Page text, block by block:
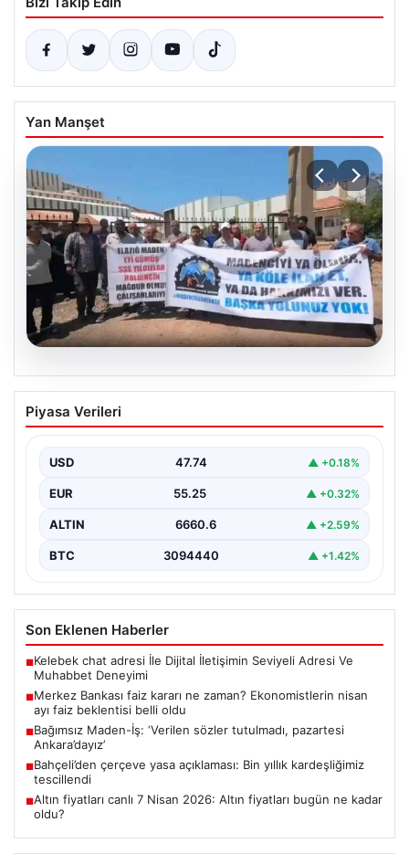
Yan Manşet
06.08.2026
Bağımsız Maden-İş: ‘Verilen sözler
tutulmadı, pazartesi Ankara’dayız’
Piyasa Verileri
USD 47.74 ▲ +0.18%
EUR 55.25 ▲ +0.32%
ALTIN 6660.6 ▲ +2.59%
BTC 3094440 ▲ +1.42%
Son Eklenen Haberler
■Kelebek chat adresi İle Dijital İletişimin Seviyeli Adresi Ve
Muhabbet Deneyimi
■Merkez Bankası faiz kararı ne zaman? Ekonomistlerin nisan
ayı faiz beklentisi belli oldu
■Bağımsız Maden-İş: ‘Verilen sözler tutulmadı, pazartesi
Ankara’dayız’
■Bahçeli’den çerçeve yasa açıklaması: Bin yıllık kardeşliğimiz
tescillendi
■Altın fiyatları canlı 7 Nisan 2026: Altın fiyatları bugün ne kadar
oldu?